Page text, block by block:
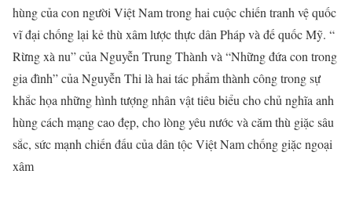
hùng của con người Việt Nam trong hai cuộc chiến tranh vệ quốc
vĩ đại chống lại kẻ thù xâm lược thực dân Pháp và đế quốc Mỹ. “
Rừng xà nu” của Nguyễn Trung Thành và “Những đứa con trong
gia đình” của Nguyễn Thi là hai tác phẩm thành công trong sự
khắc họa những hình tượng nhân vật tiêu biểu cho chủ nghĩa anh
hùng cách mạng cao đẹp, cho lòng yêu nước và căm thù giặc sâu
sắc, sức mạnh chiến đấu của dân tộc Việt Nam chống giặc ngoại
xâm